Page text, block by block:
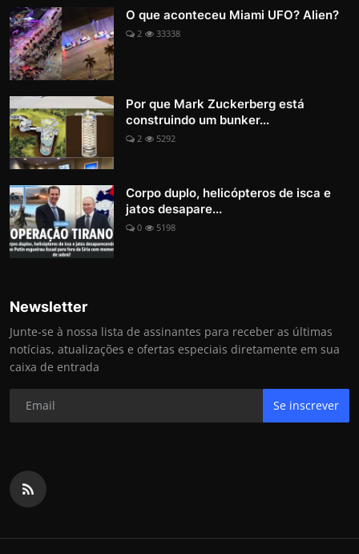
O que aconteceu Miami UFO? Alien?
2 33338
Por que Mark Zuckerberg está
construindo um bunker...
2 5292
Corpo duplo, helicópteros de isca e
jatos desapare...
0 5198
Newsletter
Junte-se à nossa lista de assinantes para receber as últimas
notícias, atualizações e ofertas especiais diretamente em sua
caixa de entrada
Se inscrever